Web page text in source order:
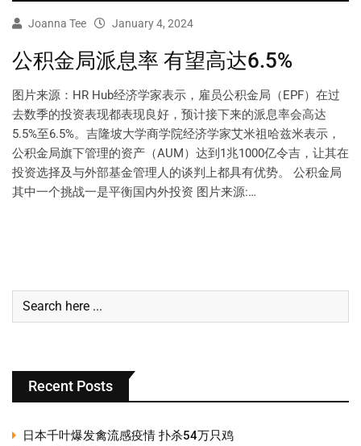
Joanna Tee January 4, 2024
公积金局派息率 有望高达6.5%
图片来源：HR Hub经济学家表示，雇员公积金局（EPF）在过
去数季的投资表现都表现良好，预计接下来的派息率会高达
5.5%至6.5%。吉隆坡大学商学院经济学家艾米祖哈兹米表示，
公积金局旗下管理的资产（AUM）达到1兆1000亿令吉，让其在
投资选择及与外部基金管理人的谈判上都具有优势。 公积金局
其中一个挑战一是平衡国内外投资 图片来源:…
Recent Posts
日本千叶爆发禽流感疫情 扑杀54万只鸡